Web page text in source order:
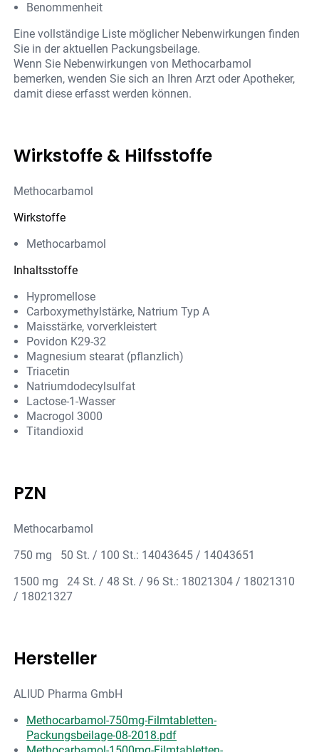
Benommenheit
Eine vollständige Liste möglicher Nebenwirkungen finden
Sie in der aktuellen Packungsbeilage.
Wenn Sie Nebenwirkungen von Methocarbamol
bemerken, wenden Sie sich an Ihren Arzt oder Apotheker,
damit diese erfasst werden können.
Wirkstoffe & Hilfsstoffe
Methocarbamol
Wirkstoffe
Methocarbamol
Inhaltsstoffe
Hypromellose
Carboxymethylstärke, Natrium Typ A
Maisstärke, vorverkleistert
Povidon K29-32
Magnesium stearat (pflanzlich)
Triacetin
Natriumdodecylsulfat
Lactose-1-Wasser
Macrogol 3000
Titandioxid
PZN
Methocarbamol
750 mg 50 St. / 100 St.: 14043645 / 14043651
1500 mg 24 St. / 48 St. / 96 St.: 18021304 / 18021310
/ 18021327
Hersteller
ALIUD Pharma GmbH
Methocarbamol-750mg-Filmtabletten-
Packungsbeilage-08-2018.pdf